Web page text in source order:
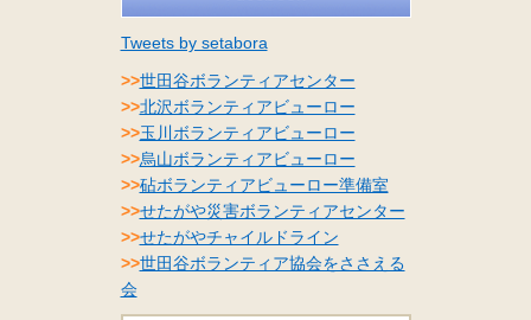
Tweets by setabora
>>世田谷ボランティアセンター
>>北沢ボランティアビューロー
>>玉川ボランティアビューロー
>>烏山ボランティアビューロー
>>砧ボランティアビューロー準備室
>>せたがや災害ボランティアセンター
>>せたがやチャイルドライン
>>世田谷ボランティア協会をささえる
会